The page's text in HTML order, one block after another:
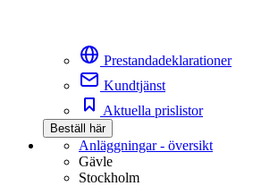
Prestandadeklarationer
Kundtjänst
Aktuella prislistor
Beställ här
Anläggningar - översikt
Gävle
Stockholm